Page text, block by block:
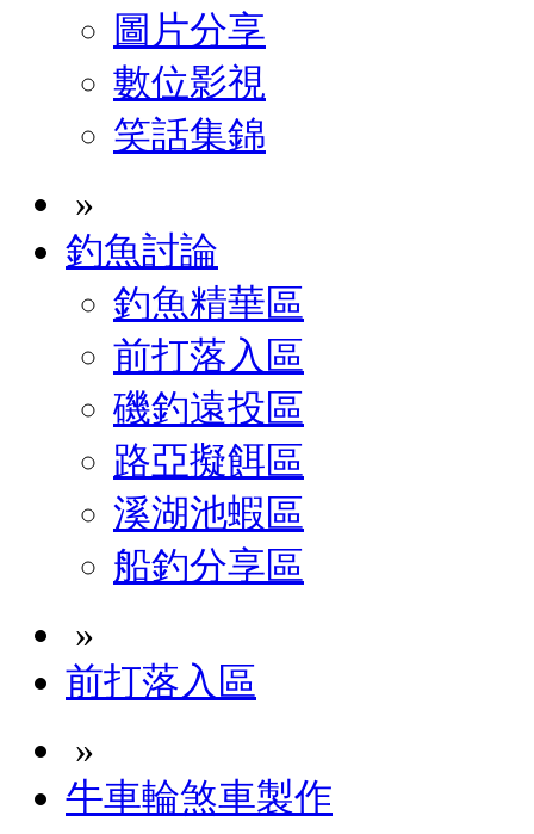
圖片分享
數位影視
笑話集錦
»
釣魚討論
釣魚精華區
前打落入區
磯釣遠投區
路亞擬餌區
溪湖池蝦區
船釣分享區
»
前打落入區
»
牛車輪煞車製作